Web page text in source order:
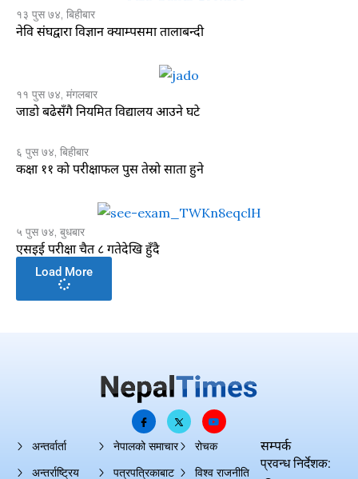
१३ पुस ७४, बिहीबार
नेवि संघद्वारा विज्ञान क्याम्पसमा तालाबन्दी
११ पुस ७४, मंगलबार
जाडो बढेसँगै नियमित विद्यालय आउने घटे
६ पुस ७४, बिहीबार
कक्षा ११ को परीक्षाफल पुस तेस्रो साता हुने
५ पुस ७४, बुधबार
एसइई परीक्षा चैत ८ गतेदेखि हुँदै
Load More
अन्तर्वार्ता
अन्तर्राष्ट्रिय
नेपालको समाचार
पत्रपत्रिकाबाट
रोचक
विश्व राजनीति
सम्पर्क
प्रवन्ध निर्देशक: